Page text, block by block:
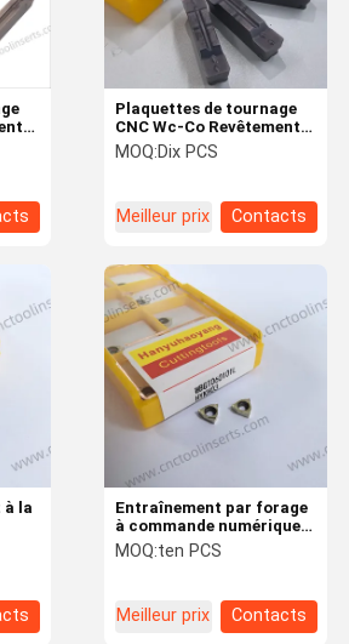
Produits
À Propos De
Nous
L'usine
Nous
Plaquettes de tournage
CNC Wc-Co Revêtement
PVD HYMGMN600-M
HTX308-G Acier et acier
MOQ:Dix PCS
Meilleur prix Contacts
Entraînement par forage
à commande numérique
Wc-Co revêtement PVD
WBGT060101L HYKH03,
MOQ:ten PCS
Meilleur prix Contacts
à la